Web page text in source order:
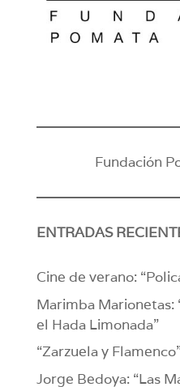
Fundación
ENTRADAS
Cine de verano:
Marimba Marionetas:
el Hada Limonada”
“Zarzuela y
Jorge Bedoya: “Las